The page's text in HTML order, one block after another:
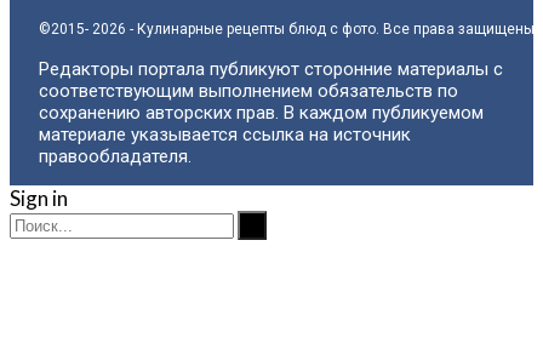
©2015- 2026 - Кулинарные рецепты блюд с фото. Все права защищены.
Редакторы портала публикуют сторонние материалы с
соответствующим выполнением обязательств по
сохранению авторских прав. В каждом публикуемом
материале указывается ссылка на источник
правообладателя.
Sign in